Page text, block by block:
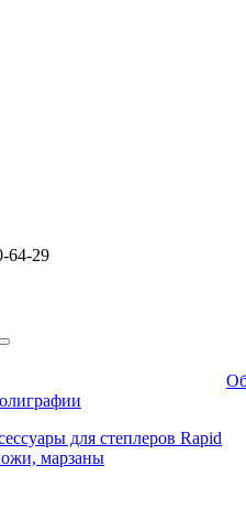
64-29
для степлеров Rapid
марзаны